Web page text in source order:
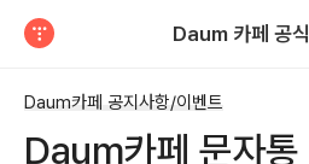
Daum 카페 공
Daum카페 공지사항/이벤트
Daum카페 문자통